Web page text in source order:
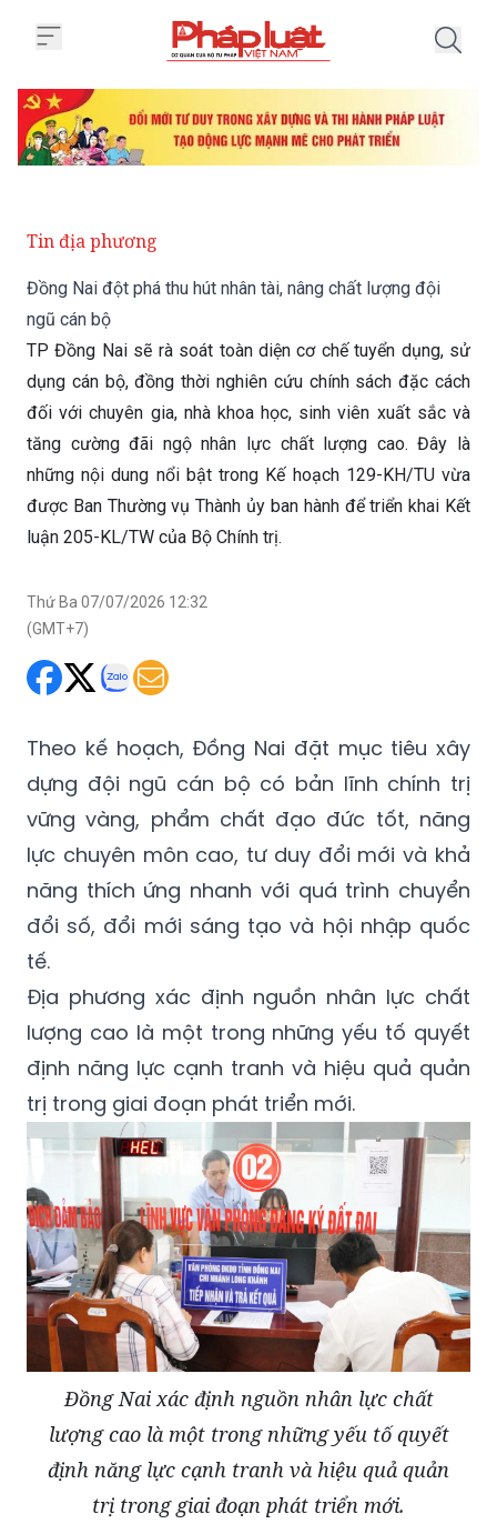
Tin địa phương
Đồng Nai đột phá thu hút nhân tài, nâng chất lượng đội
ngũ cán bộ
TP Đồng Nai sẽ rà soát toàn diện cơ chế tuyển dụng, sử
dụng cán bộ, đồng thời nghiên cứu chính sách đặc cách
đối với chuyên gia, nhà khoa học, sinh viên xuất sắc và
tăng cường đãi ngộ nhân lực chất lượng cao. Đây là
những nội dung nổi bật trong Kế hoạch 129-KH/TU vừa
được Ban Thường vụ Thành ủy ban hành để triển khai Kết
luận 205-KL/TW của Bộ Chính trị.
Thứ Ba 07/07/2026 12:32
(GMT+7)
Theo kế hoạch, Đồng Nai đặt mục tiêu xây
dựng đội ngũ cán bộ có bản lĩnh chính trị
vững vàng, phẩm chất đạo đức tốt, năng
lực chuyên môn cao, tư duy đổi mới và khả
năng thích ứng nhanh với quá trình chuyển
đổi số, đổi mới sáng tạo và hội nhập quốc
tế.
Địa phương xác định nguồn nhân lực chất
lượng cao là một trong những yếu tố quyết
định năng lực cạnh tranh và hiệu quả quản
trị trong giai đoạn phát triển mới.
Đồng Nai xác định nguồn nhân lực chất
lượng cao là một trong những yếu tố quyết
định năng lực cạnh tranh và hiệu quả quản
trị trong giai đoạn phát triển mới.